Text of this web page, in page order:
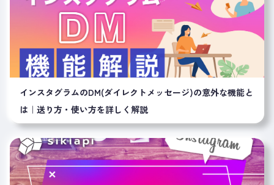
インスタグラムのDM(ダイレクトメッセージ)の意外な機能と
は｜送り方・使い方を詳しく解説